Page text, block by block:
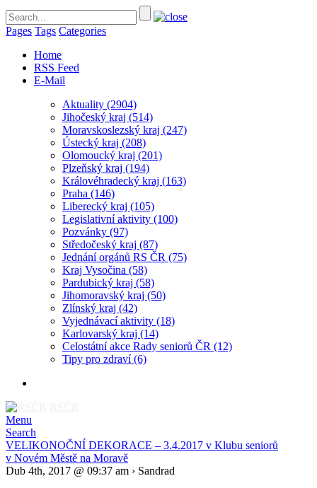
Pages Tags Categories
Home
RSS Feed
E-Mail
Aktuality (2904)
Jihočeský kraj (514)
Moravskoslezský kraj (247)
Ústecký kraj (208)
Olomoucký kraj (201)
Plzeňský kraj (194)
Královéhradecký kraj (163)
Praha (146)
Liberecký kraj (105)
Legislativní aktivity (100)
Pozvánky (97)
Středočeský kraj (87)
Jednání orgánů RS ČR (75)
Kraj Vysočina (58)
Pardubický kraj (58)
Jihomoravský kraj (50)
Zlínský kraj (42)
Vyjednávací aktivity (18)
Karlovarský kraj (14)
Celostátní akce Rady seniorů ČR (12)
Tipy pro zdraví(6)
Menu
Search
VELIKONOČNÍ DEKORACE – 3.4.2017 v Klubu seniorů
v Novém Městě na Moravě
Dub 4th, 2017 @ 09:37 am › Sandrad